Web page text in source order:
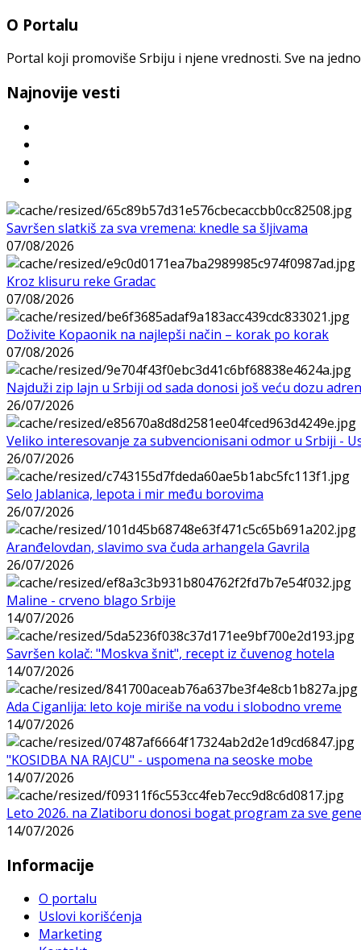
O Portalu
Portal koji promoviše Srbiju i njene vrednosti. Sve na
Najnovije vesti
Savršen slatkiš za sva vremena: knedle sa šljivama
07/08/2026
Kroz klisuru reke Gradac
07/08/2026
Doživite Kopaonik na najlepši način – korak po korak
07/08/2026
Najduži zip lajn u Srbiji od sada donosi još veću dozu
26/07/2026
Veliko interesovanje za subvencionisani odmor u Srbiji -
26/07/2026
Selo Jablanica, lepota i mir među borovima
26/07/2026
Aranđelovdan, slavimo sva čuda arhangela Gavrila
26/07/2026
Maline - crveno blago Srbije
14/07/2026
Savršen kolač: "Moskva šnit", recept iz čuvenog hotela
14/07/2026
Ada Ciganlija: leto koje miriše na vodu i slobodno vreme
14/07/2026
"KOSIDBA NA RAJCU" - uspomena na seoske mobe
14/07/2026
Leto 2026. na Zlatiboru donosi bogat program za sve
14/07/2026
Informacije
O portalu
Uslovi korišćenja
Marketing